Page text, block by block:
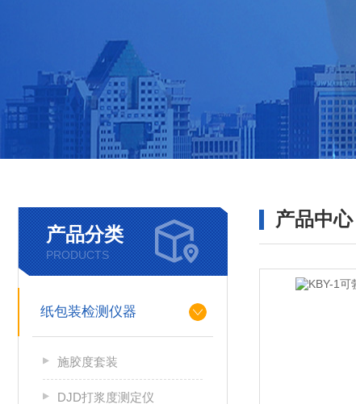
产品分类
PRODUCTS
纸包装检测仪器
施胶度套装
DJD打浆度测定仪
产品中心